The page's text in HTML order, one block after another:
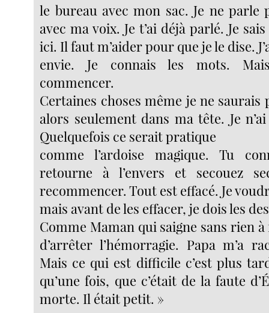
le bureau avec mon sac. Je ne parle
avec ma voix. Je t’ai déjà parlé. Je
ici. Il faut m’aider pour que je le dise.
envie. Je connais les mots.
commencer.
Certaines choses même je ne saurais
alors seulement dans ma tête. Je
Quelquefois ce serait pratique
comme l’ardoise magique. Tu
retourne à l’envers et secouez
recommencer. Tout est effacé. Je
mais avant de les effacer, je dois les
Comme Maman qui saigne sans rien
d’arrêter l’hémorragie. Papa m’a
Mais ce qui est difficile c’est plus
qu’une fois, que c’était de la faute
morte. Il était petit. »